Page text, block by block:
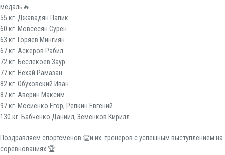
медаль🔥
55 кг. Джавадян Папик
60 кг. Мовсесян Сурен
63 кг. Горяев Мингиян
67 кг. Аскеров Рабил
72 кг. Беслекоев Заур
77 кг. Нехай Рамазан
82 кг. Обуховский Иван
87 кг. Аверин Максим
97 кг. Мосиенко Егор, Репкин Евгений
130 кг. Бабченко Даниил, Земенков Кирилл.
Поздравляем спортсменов 👏и их тренеров с успешным выступлением на
соревнованиях 🏆